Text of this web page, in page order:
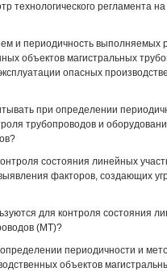
технологического регламента
и периодичность выполняемых
объектов магистральных
опасных
при определении
трубопроводов и
состояния линейных
факторов, создающих
для контроля состояния
(МТ)?
периодичности и
объектов